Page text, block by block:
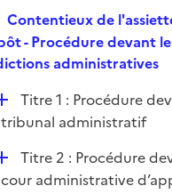
e
r
Contentieux de
- Procédure devant
administratives
D
é
i
Titre 1 : Procédure
administratif
D
é
Titre 2 : Procédure
administrative